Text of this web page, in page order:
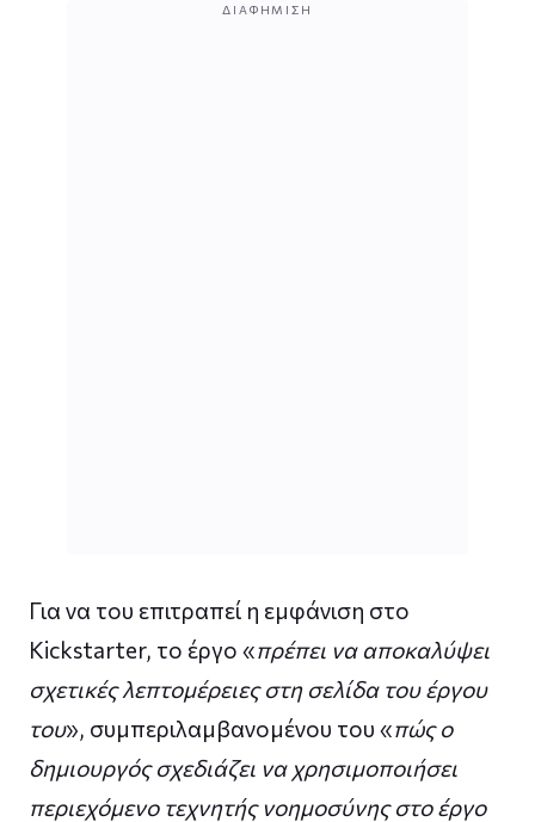
ΔΙΑΦΉΜΙΣΗ
Για να του επιτραπεί η εμφάνιση στο
Kickstarter, το έργο «πρέπει να αποκαλύψει
σχετικές λεπτομέρειες στη σελίδα του έργου
του», συμπεριλαμβανομένου του «πώς ο
δημιουργός σχεδιάζει να χρησιμοποιήσει
περιεχόμενο τεχνητής νοημοσύνης στο έργο